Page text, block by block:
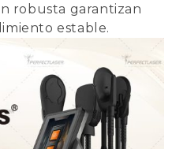
robusta garantizan
estable.